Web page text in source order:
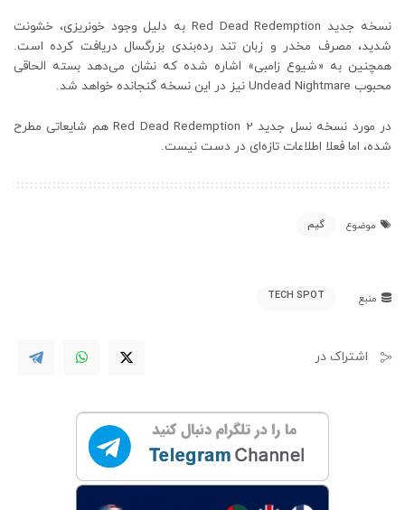
نسخه جدید Red Dead Redemption به دلیل وجود خونریزی، خشونت
شدید، مصرف مخدر و زبان تند رده‌بندی بزرگسال دریافت کرده است.
همچنین به «شیوع زامبی» اشاره شده که نشان می‌دهد بسته الحاقی
محبوب Undead Nightmare نیز در این نسخه گنجانده خواهد شد.
در مورد نسخه نسل جدید Red Dead Redemption 2 هم شایعاتی مطرح
شده، اما فعلا اطلاعات تازه‌ای در دست نیست.
موضوع گیم
منبع TECH SPOT
اشتراک در